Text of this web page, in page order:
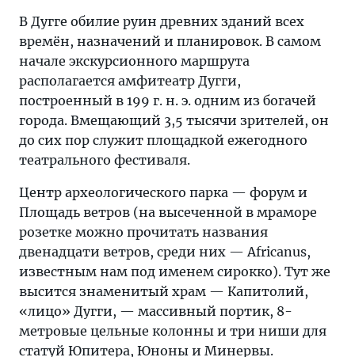
В Дугге обилие руин древних зданий всех
времён, назначений и планировок. В самом
начале экскурсионного маршрута
располагается амфитеатр Дугги,
построенный в 199 г. н. э. одним из богачей
города. Вмещающий 3,5 тысячи зрителей, он
до сих пор служит площадкой ежегодного
театрального фестиваля.
Центр археологического парка — форум и
Площадь ветров (на высеченной в мраморе
розетке можно прочитать названия
двенадцати ветров, среди них — Africanus,
известным нам под именем сирокко). Тут же
высится знаменитый храм — Капитолий,
«лицо» Дугги, — массивный портик, 8-
метровые цельные колонны и три ниши для
статуй Юпитера, Юноны и Минервы.